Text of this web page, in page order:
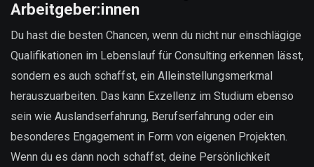
Arbeitgeber:innen
Du hast die besten Chancen, wenn du nicht nur einschlägige
Qualifikationen im Lebenslauf für Consulting erkennen lässt,
sondern es auch schaffst, ein Alleinstellungsmerkmal
herauszuarbeiten. Das kann Exzellenz im Studium ebenso
sein wie Auslandserfahrung, Berufserfahrung oder ein
besonderes Engagement in Form von eigenen Projekten.
Wenn du es dann noch schaffst, deine Persönlichkeit